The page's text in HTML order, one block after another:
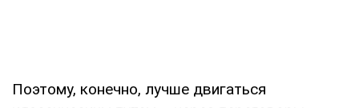
Поэтому, конечно, лучше двигаться